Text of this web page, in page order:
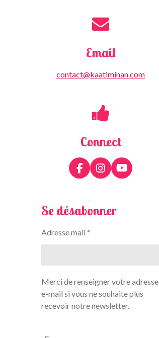
Email
contact@kaatiminan.com
Connect
F
a
b
o
I
n
a
Y
o
Se désabonner
Adresse mail *
Merci de renseigner votre adresse
e-mail si vous ne souhaite plus
recevoir notre newsletter.